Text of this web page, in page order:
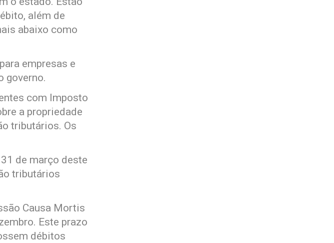
além de
abaixo como
empresas e
governo.
com Imposto
a propriedade
tributários. Os
de março deste
tributários
Causa Mortis
Este prazo
débitos